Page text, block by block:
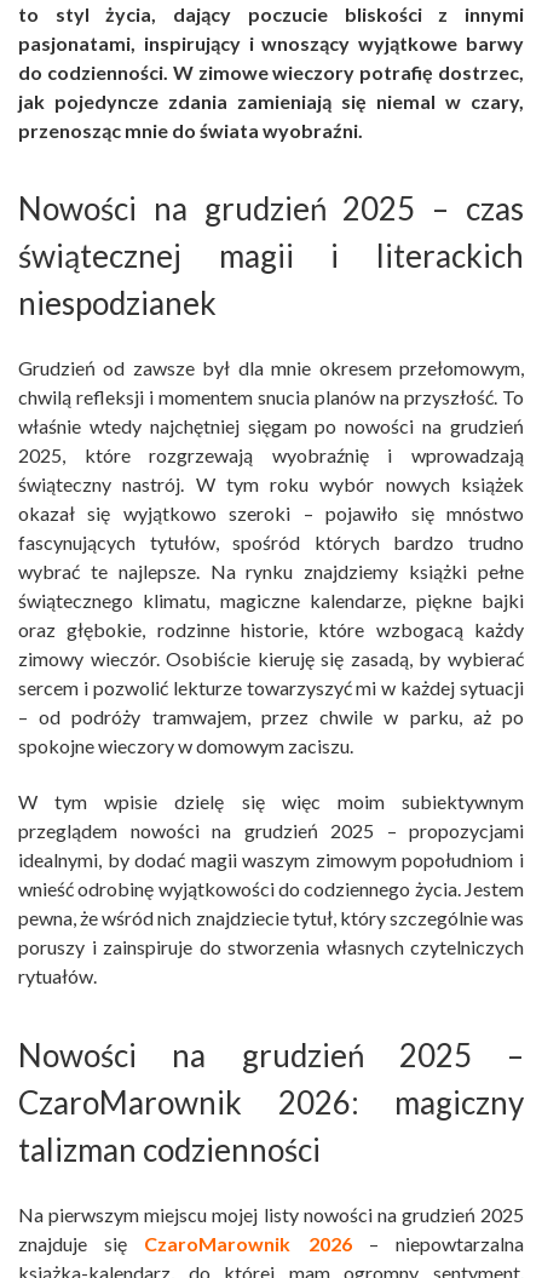
to styl życia, dający poczucie bliskości z innymi
pasjonatami, inspirujący i wnoszący wyjątkowe barwy
do codzienności. W zimowe wieczory potrafię dostrzec,
jak pojedyncze zdania zamieniają się niemal w czary,
przenosząc mnie do świata wyobraźni.
Nowości na grudzień 2025 – czas
świątecznej magii i literackich
niespodzianek
Grudzień od zawsze był dla mnie okresem przełomowym,
chwilą refleksji i momentem snucia planów na przyszłość. To
właśnie wtedy najchętniej sięgam po nowości na grudzień
2025, które rozgrzewają wyobraźnię i wprowadzają
świąteczny nastrój. W tym roku wybór nowych książek
okazał się wyjątkowo szeroki – pojawiło się mnóstwo
fascynujących tytułów, spośród których bardzo trudno
wybrać te najlepsze. Na rynku znajdziemy książki pełne
świątecznego klimatu, magiczne kalendarze, piękne bajki
oraz głębokie, rodzinne historie, które wzbogacą każdy
zimowy wieczór. Osobiście kieruję się zasadą, by wybierać
sercem i pozwolić lekturze towarzyszyć mi w każdej sytuacji
– od podróży tramwajem, przez chwile w parku, aż po
spokojne wieczory w domowym zaciszu.
W tym wpisie dzielę się więc moim subiektywnym
przeglądem nowości na grudzień 2025 – propozycjami
idealnymi, by dodać magii waszym zimowym popołudniom i
wnieść odrobinę wyjątkowości do codziennego życia. Jestem
pewna, że wśród nich znajdziecie tytuł, który szczególnie was
poruszy i zainspiruje do stworzenia własnych czytelniczych
rytuałów.
Nowości na grudzień 2025 –
CzaroMarownik 2026: magiczny
talizman codzienności
Na pierwszym miejscu mojej listy nowości na grudzień 2025
znajduje się CzaroMarownik 2026– niepowtarzalna
książka-kalendarz, do której mam ogromny sentyment.